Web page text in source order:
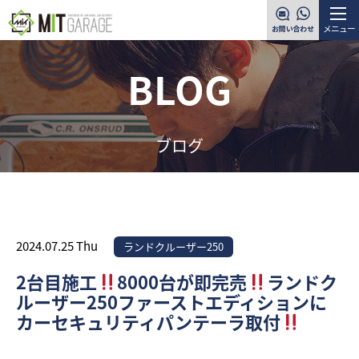
メニュー
BLOG
ブログ
2024.07.25 Thu ランドクルーザー250
2台目施工 8000台が即完売 ランドク
ルーザー250ファーストエディションに
カーセキュリティパンテーラ取付